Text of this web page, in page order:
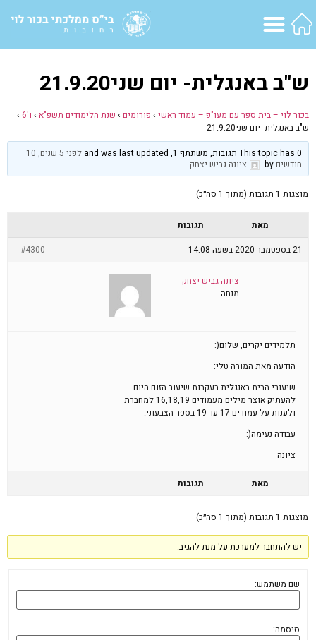
ש"ב באנגלית- יום שני21.9.20
בכור לוי – בית ספר עם מעו"פ – עמוד ראשי › פורומים › שנת הלימודים תשפ"א › ו'6
›
ש"ב באנגלית- יום שני21.9.20
This topic has 0 תגובות, משתתף 1, and was last updated
לפני 5 שנים, 10
חודשים by ציונה גביש יצחק.
מוצגות 1 תגובות (מתוך 1 סה״כ)
מאת
תגובות
21 בספטמבר 2020 בשעה 14:08
#4300
ציונה גביש יצחק
מנחה
תלמידים יקרים, שלום(:
הודעה מאת המורה טלי:
שיעורי הבית באנגלית בעקבות שיעור הזום היום –
להעתיק אוצר מילים מעמודים 16,18,19 למחברת
ולענות על עמודים 17 עד 19 בספר הצבעוני.
עבודה נעימה(:
ציונה
מאת תגובות
מוצגות 1 תגובות (מתוך 1 סה״כ)
יש להתחבר למערכת על מנת להגיב.
שם משתמש:
סיסמה: